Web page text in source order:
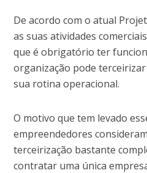
De acordo com o atual
as suas atividades
que é obrigatório ter
organização pode
sua rotina operacional.
O motivo que tem levado
empreendedores
terceirização bastante
contratar uma única